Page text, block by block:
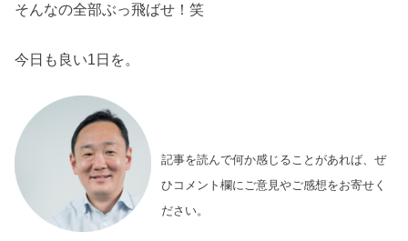
そんなの全部ぶっ飛ばせ！笑
今日も良い1日を。
記事を読んで何か感じることがあれば、ぜ
ひコメント欄にご意見やご感想をお寄せく
ださい。